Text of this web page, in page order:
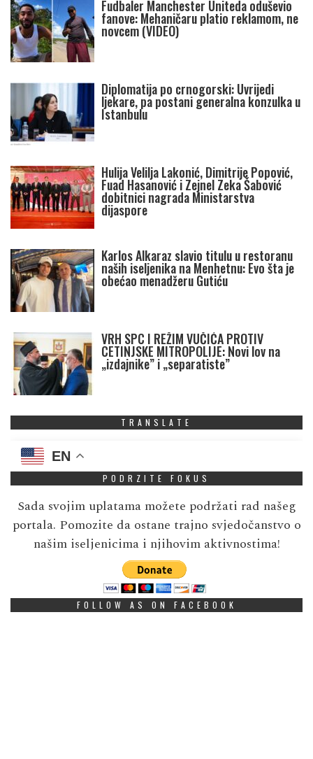
Fudbaler Manchester Uniteda oduševio
fanove: Mehaničaru platio reklamom, ne
novcem (VIDEO)
Diplomatija po crnogorski: Uvrijedi
ljekare, pa postani generalna konzulka u
Istanbulu
Hulija Velilja Lakonić, Dimitrije Popović,
Fuad Hasanović i Zejnel Zeka Šabović
dobitnici nagrada Ministarstva
dijaspore
Karlos Alkaraz slavio titulu u restoranu
naših iseljenika na Menhetnu: Evo šta je
obećao menadžeru Gutiću
VRH SPC I REŽIM VUČIĆA PROTIV
CETINJSKE MITROPOLIJE: Novi lov na
„izdajnike” i „separatiste”
TRANSLATE
EN
PODRZITE FOKUS
Sada svojim uplatama možete podržati rad našeg
portala. Pomozite da ostane trajno svjedočanstvo o
našim iseljenicima i njihovim aktivnostima!
FOLLOW AS ON FACEBOOK